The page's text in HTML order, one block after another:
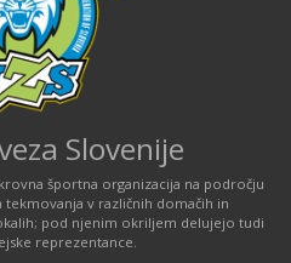
Slovenije
športna organizacija na področju
v različnih domačih in
pod njenim okriljem delujejo tudi
reprezentance.